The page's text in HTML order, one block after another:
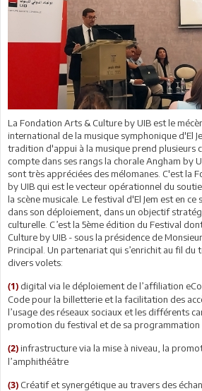
La Fondation Arts & Culture by UIB est le
international de la musique symphonique d'El
tradition d'appui à la musique prend plusieurs
compte dans ses rangs la chorale Angham by
sont très appréciées des mélomanes. C'est la
by UIB qui est le vecteur opérationnel du
la scène musicale. Le festival d'El Jem est en
dans son déploiement, dans un objectif
culturelle. C’est la 5ème édition du Festival
Culture by UIB - sous la présidence de
Principal. Un partenariat qui s’enrichit au fil du
divers volets:
(1) digital via le déploiement de l’affiliation
Code pour la billetterie et la facilitation des
l’usage des réseaux sociaux et les différents
promotion du festival et de sa programmation
(2) infrastructure via la mise à niveau, la
l’amphithéâtre
(3) Créatif et synergétique au travers des